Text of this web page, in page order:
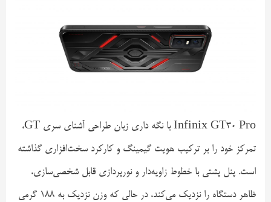
Infinix GT30 Pro با نگه داری زبان طراحی آشنای سری GT،
تمرکز خود را بر ترکیب هویت گیمینگ و کارکرد سخت‌افزاری گذاشته
است. پنل پشتی با خطوط زاویه‌دار و نورپردازی قابل شخصی‌سازی،
ظاهر دستگاه را نزدیک می‌کند، در حالی‌ که وزن نزدیک به ۱۸۸ گرمی